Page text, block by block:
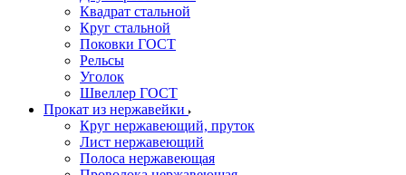
Квадрат стальной
Круг стальной
Поковки ГОСТ
Рельсы
Уголок
Швеллер ГОСТ
Прокат из нержавейки
Круг нержавеющий, пруток
Лист нержавеющий
Полоса нержавеющая